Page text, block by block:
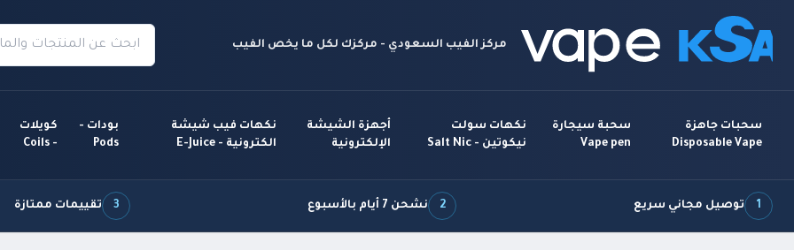
مركز الفيب السعودي - مركزك لكل ما يخص الفيب
سحبات جاهزة
Disposable Vape
سحبة سيجارة
Vape pen
نكهات سولت
نيكوتين - Salt Nic
أجهزة الشيشة
الإلكترونية
نكهات فيب شيشة
الكترونية - E-Juice
بودات -
Pods
كويلات
- Coils
1 توصيل مجاني سريع 2 نشحن 7 أيام بالأسبوع 3 تقييمات ممتازة